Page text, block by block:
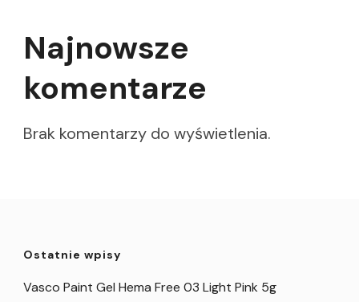
Najnowsze
komentarze
Brak komentarzy do wyświetlenia.
Ostatnie wpisy
Vasco Paint Gel Hema Free 03 Light Pink 5g